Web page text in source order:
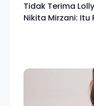
Tidak Terima
Nikita Mirzani: Itu